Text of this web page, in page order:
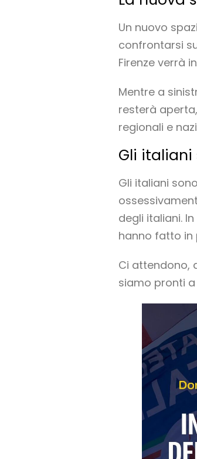
Un nuovo
confrontarsi
Firenze verrà
Mentre a
resterà
regionali e
Gli italiani
Gli italiani
degli italiani.
hanno fatto in
Ci attendono,
siamo pronti